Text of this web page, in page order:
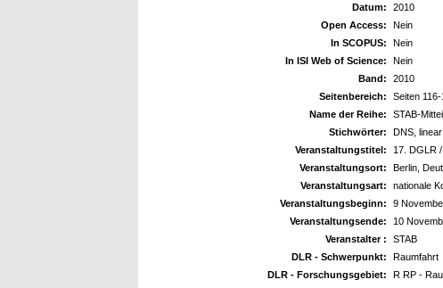
Datum:
2010
Open Access:
Nein
In SCOPUS:
Nein
In ISI Web of Science:
Nein
Band:
2010
Seitenbereich:
Seiten 116-
Name der Reihe:
STAB-
Stichwörter:
DNS,
Veranstaltungstitel:
17. DGLR
Veranstaltungsort:
Berlin,
Veranstaltungsart:
nationale
Veranstaltungsbeginn:
9
Veranstaltungsende:
10
Veranstalter :
STAB
DLR - Schwerpunkt:
Raumfahrt
DLR - Forschungsgebiet:
R RP -